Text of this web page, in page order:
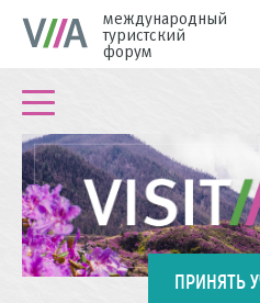
международный
туристский
форум
ПРИНЯТЬ